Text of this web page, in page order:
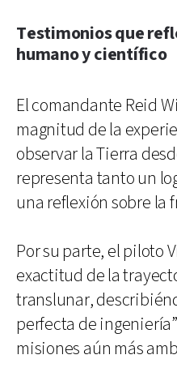
Testimonios que
humano y científico
El comandante Reid
magnitud de la
observar la Tierra
representa tanto un
una reflexión sobre la
Por su parte, el piloto
exactitud de la
translunar,
perfecta de
misiones aún más